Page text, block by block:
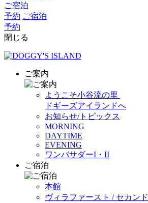
ご宿泊
予約 ご宿泊
予約
閉じる
ご案内
ようこそ小谷流の里
ドギーズアイランドへ
お知らせ/トピックス
MORNING
DAYTIME
EVENING
ワンバサダーI・II
ご宿泊
本館
ヴィラファースト / セカンド